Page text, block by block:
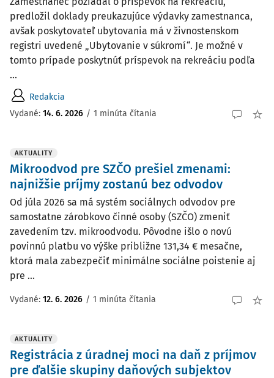
predložil doklady preukazujúce výdavky zamestnanca,
avšak poskytovateľ ubytovania má v živnostenskom
registri uvedené „Ubytovanie v súkromí“. Je možné v
tomto prípade poskytnúť príspevok na rekreáciu podľa
...
Redakcia
Vydané: 14. 6. 2026 / 1 minúta čítania
AKTUALITY
Mikroodvod pre SZČO prešiel zmenami:
najnižšie príjmy zostanú bez odvodov
Od júla 2026 sa má systém sociálnych odvodov pre
samostatne zárobkovo činné osoby (SZČO) zmeniť
zavedením tzv. mikroodvodu. Pôvodne išlo o novú
povinnú platbu vo výške približne 131,34 € mesačne,
ktorá mala zabezpečiť minimálne sociálne poistenie aj
pre ...
Vydané: 12. 6. 2026 / 1 minúta čítania
AKTUALITY
Registrácia z úradnej moci na daň z príjmov
pre ďalšie skupiny daňových subjektov